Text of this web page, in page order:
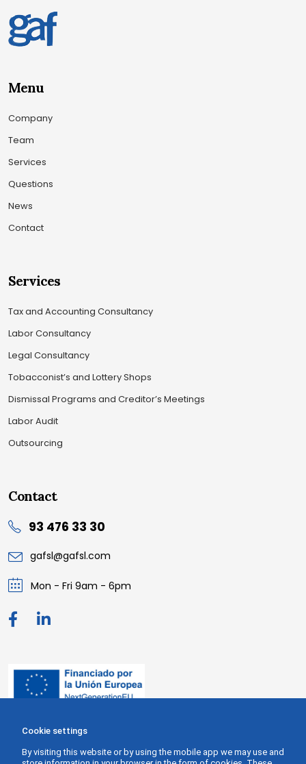
Menu
Company
Team
Services
Questions
News
Contact
Services
Tax and Accounting Consultancy
Labor Consultancy
Legal Consultancy
Tobacconist’s and Lottery Shops
Dismissal Programs and Creditor’s Meetings
Labor Audit
Outsourcing
Contact
93 476 33 30
gafsl@gafsl.com
Mon - Fri 9am - 6pm
Cookie settings
By visiting this website or by using the mobile app we may use and